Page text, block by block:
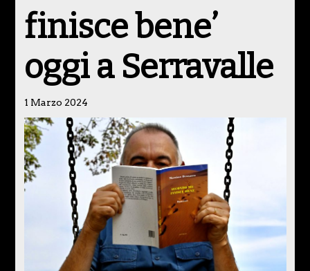
finisce bene’
oggi a Serravalle
1 Marzo 2024